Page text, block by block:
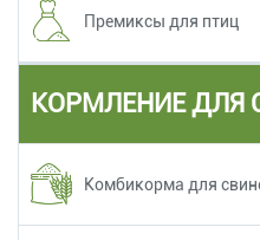
Премиксы для птиц
КОРМЛЕНИЕ ДЛЯ
Комбикорма для